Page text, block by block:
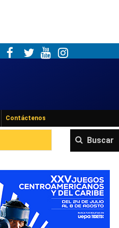
Contáctenos
Buscar